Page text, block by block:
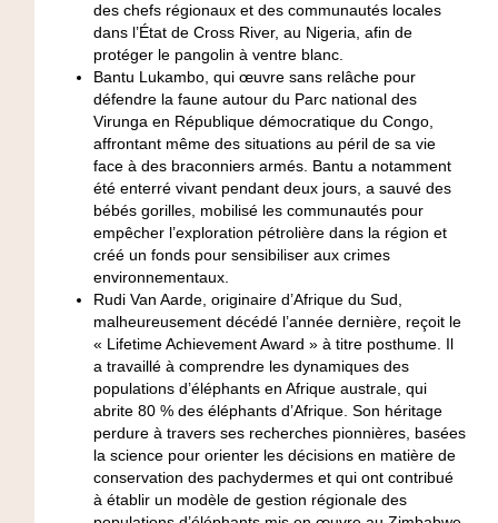
des chefs régionaux et des communautés locales
dans l’État de Cross River, au Nigeria, afin de
protéger le pangolin à ventre blanc.
Bantu Lukambo, qui œuvre sans relâche pour
défendre la faune autour du Parc national des
Virunga en République démocratique du Congo,
affrontant même des situations au péril de sa vie
face à des braconniers armés. Bantu a notamment
été enterré vivant pendant deux jours, a sauvé des
bébés gorilles, mobilisé les communautés pour
empêcher l’exploration pétrolière dans la région et
créé un fonds pour sensibiliser aux crimes
environnementaux.
Rudi Van Aarde, originaire d’Afrique du Sud,
malheureusement décédé l’année dernière, reçoit le
« Lifetime Achievement Award » à titre posthume. Il
a travaillé à comprendre les dynamiques des
populations d’éléphants en Afrique australe, qui
abrite 80 % des éléphants d’Afrique. Son héritage
perdure à travers ses recherches pionnières, basées
la science pour orienter les décisions en matière de
conservation des pachydermes et qui ont contribué
à établir un modèle de gestion régionale des